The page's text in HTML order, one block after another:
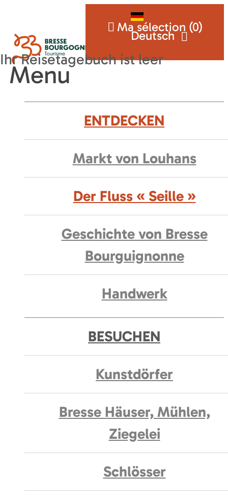
Deutsch
Ma sélection (0)
Menu
ENTDECKEN
Markt von Louhans
Der Fluss « Seille »
Geschichte von Bresse
Bourguignonne
Handwerk
BESUCHEN
Kunstdörfer
Bresse Häuser, Mühlen,
Ziegelei
Schlösser